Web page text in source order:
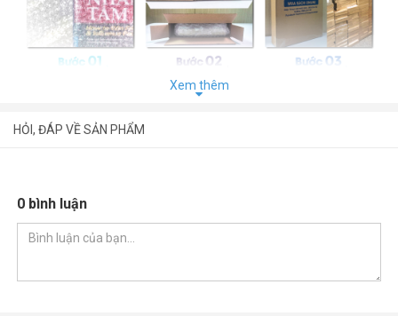
Xem thêm
HỎI, ĐÁP VỀ SẢN PHẨM
0 bình luận